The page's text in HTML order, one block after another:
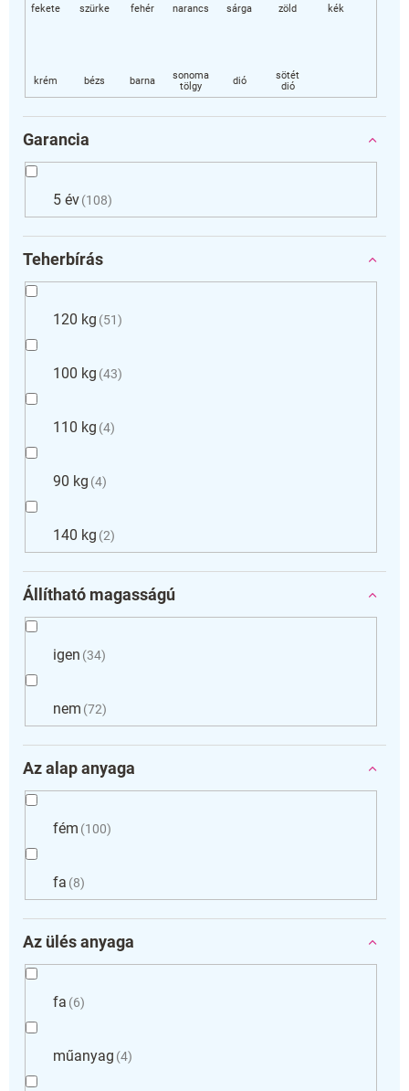
Garancia
5 év 108
Teherbírás
120 kg 51
100 kg 43
110 kg 4
90 kg 4
140 kg 2
Állítható magasságú
igen 34
nem 72
Az alap anyaga
fém 100
fa 8
Az ülés anyaga
fa 6
műanyag 4